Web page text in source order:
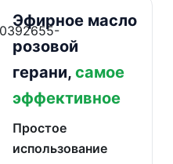
Эфирное масло
розовой
герани, самое
эффективное
Простое
использование